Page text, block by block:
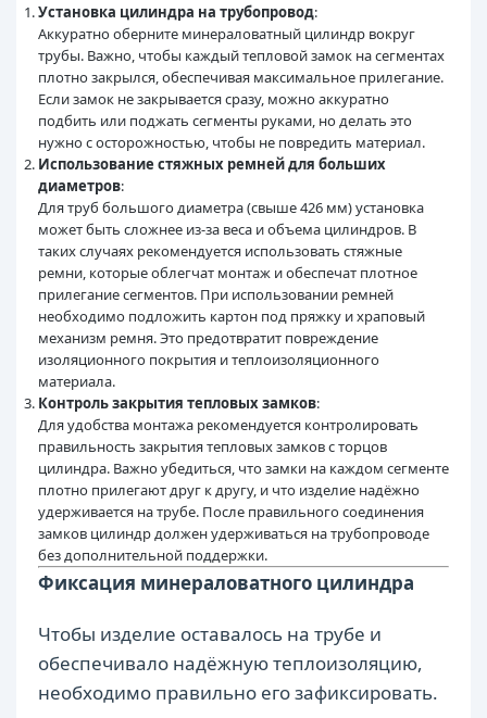
Установка цилиндра на трубопровод:
Аккуратно оберните минераловатный цилиндр вокруг
трубы. Важно, чтобы каждый тепловой замок на сегментах
плотно закрылся, обеспечивая максимальное прилегание.
Если замок не закрывается сразу, можно аккуратно
подбить или поджать сегменты руками, но делать это
нужно с осторожностью, чтобы не повредить материал.
Использование стяжных ремней для больших
диаметров:
Для труб большого диаметра (свыше 426 мм) установка
может быть сложнее из-за веса и объема цилиндров. В
таких случаях рекомендуется использовать стяжные
ремни, которые облегчат монтаж и обеспечат плотное
прилегание сегментов. При использовании ремней
необходимо подложить картон под пряжку и храповый
механизм ремня. Это предотвратит повреждение
изоляционного покрытия и теплоизоляционного
материала.
Контроль закрытия тепловых замков:
Для удобства монтажа рекомендуется контролировать
правильность закрытия тепловых замков с торцов
цилиндра. Важно убедиться, что замки на каждом сегменте
плотно прилегают друг к другу, и что изделие надёжно
удерживается на трубе. После правильного соединения
замков цилиндр должен удерживаться на трубопроводе
без дополнительной поддержки.
Фиксация минераловатного цилиндра
Чтобы изделие оставалось на трубе и
обеспечивало надёжную теплоизоляцию,
необходимо правильно его зафиксировать.